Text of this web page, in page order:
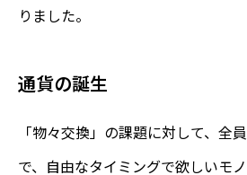
りました。
通貨の誕生
「物々交換」の課題に対して、全
で、自由なタイミングで欲しいモ